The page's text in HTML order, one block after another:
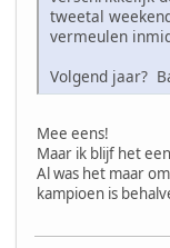
tweetal
vermeulen
Volgend jaar?
Mee eens!
Maar ik blijf het
Al was het maar
kampioen is